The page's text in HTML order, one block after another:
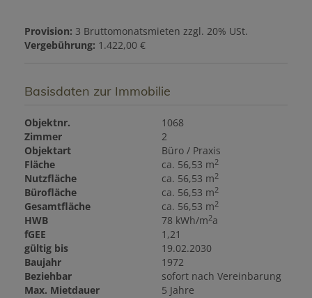
Provision: 3 Bruttomonatsmieten zzgl. 20% USt.
Vergebührung: 1.422,00 €
Basisdaten zur Immobilie
Objektnr.
1068
Zimmer
2
Objektart
Büro / Praxis
Fläche
ca. 56,53 m2
Nutzfläche ca. 56,53 m2
Bürofläche ca. 56,53 m2
Gesamtfläche ca. 56,53 m2
HWB 78 kWh/m2a
fGEE
1,21
gültig bis
19.02.2030
Baujahr
1972
Beziehbar
sofort nach Vereinbarung
Max. Mietdauer
5 Jahre